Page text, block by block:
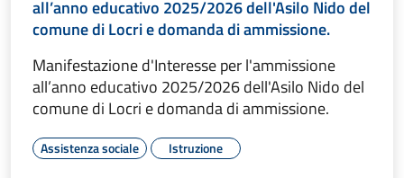
all’anno educativo 2025/2026 dell'Asilo Nido del
comune di Locri e domanda di ammissione.
Manifestazione d'Interesse per l'ammissione
all’anno educativo 2025/2026 dell'Asilo Nido del
comune di Locri e domanda di ammissione.
Assistenza sociale Istruzione